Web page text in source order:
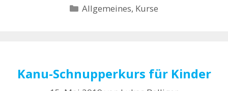
Kategorien
Allgemeines, Kurse
Kanu-Schnupperkurs für Kinder